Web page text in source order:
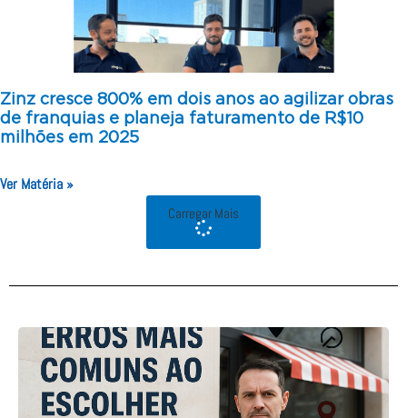
Zinz cresce 800% em dois anos ao agilizar obras
de franquias e planeja faturamento de R$10
milhões em 2025
Ver Matéria »
Carregar Mais